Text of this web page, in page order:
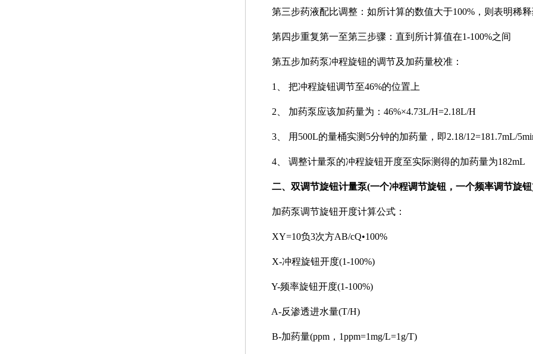
第三步药液配比调整：如所计算的数值大于100%，则表明稀释
第四步重复第一至第三步骤：直到所计算值在1-100%之间
第五步加药泵冲程旋钮的调节及加药量校准：
1、 把冲程旋钮调节至46%的位置上
2、 加药泵应该加药量为：46%×4.73L/H=2.18L/H
3、 用500L的量桶实测5分钟的加药量，即2.18/12=181.7mL/
4、 调整计量泵的冲程旋钮开度至实际测得的加药量为182mL
二、双调节旋钮计量泵(一个冲程调节旋钮，一个频率调节旋钮
加药泵调节旋钮开度计算公式：
XY=10负3次方AB/cQ•100%
X-冲程旋钮开度(1-100%)
Y-频率旋钮开度(1-100%)
A-反渗透进水量(T/H)
B-加药量(ppm，1ppm=1mg/L=1g/T)